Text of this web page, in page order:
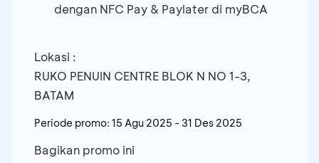
dengan NFC Pay & Paylater di myBCA
Lokasi :
RUKO PENUIN CENTRE BLOK N NO 1-3,
BATAM
Periode promo: 15 Agu 2025 - 31 Des 2025
Bagikan promo ini